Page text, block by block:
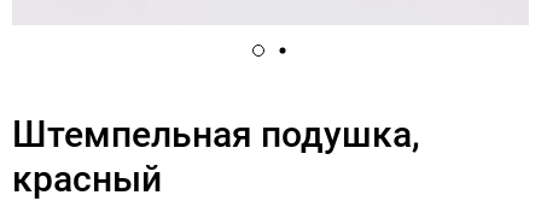
Штемпельная подушка,
красный